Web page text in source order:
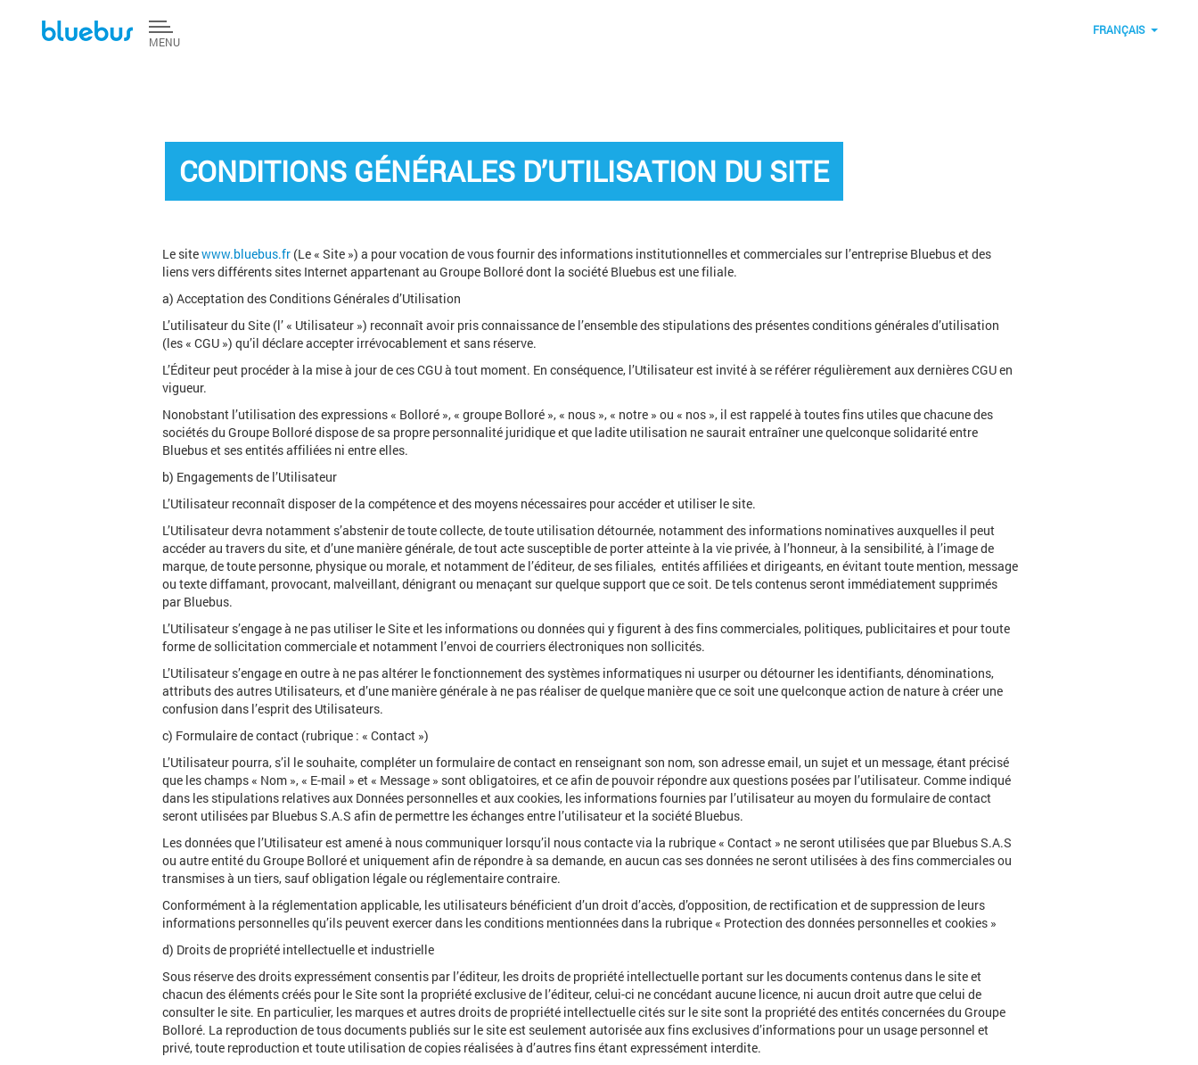
MENU
FRANÇAIS
CONDITIONS GÉNÉRALES D’UTILISATION DU SITE
Le sitewww.bluebus.fr (Le « Site ») a pour vocation de vous fournir des informations institutionnelles et commerciales sur l’entreprise Bluebus et des
liens vers différents sites Internet appartenant au Groupe Bolloré dont la société Bluebus est une filiale.
a) Acceptation des Conditions Générales d’Utilisation
L’utilisateur du Site (l’ « Utilisateur ») reconnaît avoir pris connaissance de l’ensemble des stipulations des présentes conditions générales d’utilisation
(les « CGU ») qu’il déclare accepter irrévocablement et sans réserve.
L’Éditeur peut procéder à la mise à jour de ces CGU à tout moment. En conséquence, l’Utilisateur est invité à se référer régulièrement aux dernières CGU en
vigueur.
Nonobstant l’utilisation des expressions « Bolloré », « groupe Bolloré », « nous », « notre » ou « nos », il est rappelé à toutes fins utiles que chacune des
sociétés du Groupe Bolloré dispose de sa propre personnalité juridique et que ladite utilisation ne saurait entraîner une quelconque solidarité entre
Bluebus et ses entités affiliées ni entre elles.
b) Engagements de l’Utilisateur
L’Utilisateur reconnaît disposer de la compétence et des moyens nécessaires pour accéder et utiliser le site.
L’Utilisateur devra notamment s’abstenir de toute collecte, de toute utilisation détournée, notamment des informations nominatives auxquelles il peut
accéder au travers du site, et d’une manière générale, de tout acte susceptible de porter atteinte à la vie privée, à l’honneur, à la sensibilité, à l’image de
marque, de toute personne, physique ou morale, et notamment de l’éditeur, de ses filiales, entités affiliées et dirigeants, en évitant toute mention, message
ou texte diffamant, provocant, malveillant, dénigrant ou menaçant sur quelque support que ce soit. De tels contenus seront immédiatement supprimés
par Bluebus.
L’Utilisateur s’engage à ne pas utiliser le Site et les informations ou données qui y figurent à des fins commerciales, politiques, publicitaires et pour toute
forme de sollicitation commerciale et notamment l’envoi de courriers électroniques non sollicités.
L’Utilisateur s’engage en outre à ne pas altérer le fonctionnement des systèmes informatiques ni usurper ou détourner les identifiants, dénominations,
attributs des autres Utilisateurs, et d’une manière générale à ne pas réaliser de quelque manière que ce soit une quelconque action de nature à créer une
confusion dans l’esprit des Utilisateurs.
c) Formulaire de contact (rubrique : « Contact »)
L’Utilisateur pourra, s’il le souhaite, compléter un formulaire de contact en renseignant son nom, son adresse email, un sujet et un message, étant précisé
que les champs « Nom », « E-mail » et « Message » sont obligatoires, et ce afin de pouvoir répondre aux questions posées par l’utilisateur. Comme indiqué
dans les stipulations relatives aux Données personnelles et aux cookies, les informations fournies par l’utilisateur au moyen du formulaire de contact
seront utilisées par Bluebus S.A.S afin de permettre les échanges entre l’utilisateur et la société Bluebus.
Les données que l’Utilisateur est amené à nous communiquer lorsqu’il nous contacte via la rubrique « Contact » ne seront utilisées que par Bluebus S.A.S
ou autre entité du Groupe Bolloré et uniquement afin de répondre à sa demande, en aucun cas ses données ne seront utilisées à des fins commerciales ou
transmises à un tiers, sauf obligation légale ou réglementaire contraire.
Conformément à la réglementation applicable, les utilisateurs bénéficient d’un droit d’accès, d’opposition, de rectification et de suppression de leurs
informations personnelles qu’ils peuvent exercer dans les conditions mentionnées dans la rubrique « Protection des données personnelles et cookies »
d) Droits de propriété intellectuelle et industrielle
Sous réserve des droits expressément consentis par l’éditeur, les droits de propriété intellectuelle portant sur les documents contenus dans le site et
chacun des éléments créés pour le Site sont la propriété exclusive de l’éditeur, celui-ci ne concédant aucune licence, ni aucun droit autre que celui de
consulter le site. En particulier, les marques et autres droits de propriété intellectuelle cités sur le site sont la propriété des entités concernées du Groupe
Bolloré. La reproduction de tous documents publiés sur le site est seulement autorisée aux fins exclusives d’informations pour un usage personnel et
privé, toute reproduction et toute utilisation de copies réalisées à d’autres fins étant expressément interdite.